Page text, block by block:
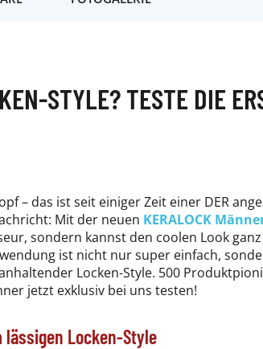
STYLE? TESTE DIE
– das ist seit einiger Zeit einer DER
Mit der neuen KERALOCK
sondern kannst den coolen Look
ist nicht nur super einfach,
Locken-Style. 500
jetzt exklusiv bei uns testen!
Locken-Style